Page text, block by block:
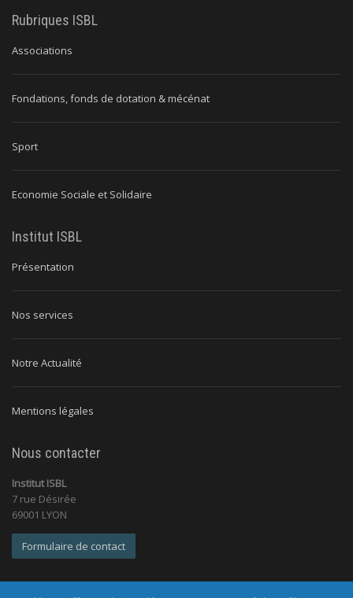
Rubriques ISBL
Associations
Fondations, fonds de dotation & mécénat
Sport
Economie Sociale et Solidaire
Institut ISBL
Présentation
Nos services
Notre Actualité
Mentions légales
Nous contacter
Institut ISBL
7 rue Désirée
69001 LYON
Formulaire de contact